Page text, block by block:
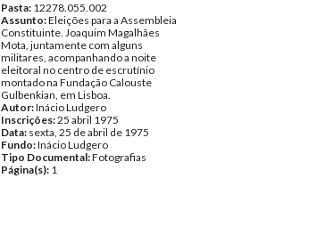
Pasta: 12278.055.002
Assunto:Eleições para a Assembleia
Constituinte. Joaquim Magalhães
Mota, juntamente com alguns
militares, acompanhando a noite
eleitoral no centro de escrutínio
montado na Fundação Calouste
Gulbenkian, em Lisboa.
Autor:Inácio Ludgero
Inscrições:25 abril 1975
Data: sexta, 25 de abril de 1975
Fundo:Inácio Ludgero
Tipo Documental:Fotografias
Página(s): 1